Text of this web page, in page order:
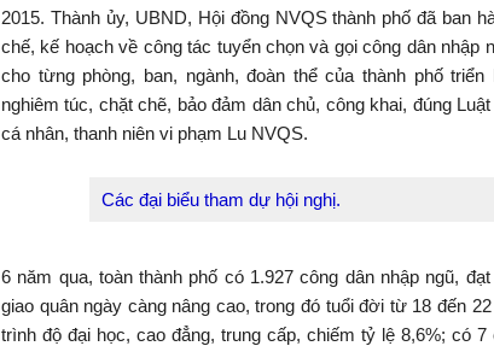
2015. Thành ủy, UBND, Hội đồng NVQS thành phố đã ban
chế, kế hoạch về công tác tuyển chọn và gọi công dân nhập
cho từng phòng, ban, ngành, đoàn thể của thành phố
nghiêm túc, chặt chẽ, bảo đảm dân chủ, công khai, đúng
cá nhân, thanh niên vi phạm Lu NVQS.
Các đại biểu tham dự hội nghị.
6 năm qua, toàn thành phố có 1.927 công dân nhập ngũ,
giao quân ngày càng nâng cao, trong đó tuổi đời từ 18 đến
trình độ đại học, cao đẳng, trung cấp, chiếm tỷ lệ 8,6%; có